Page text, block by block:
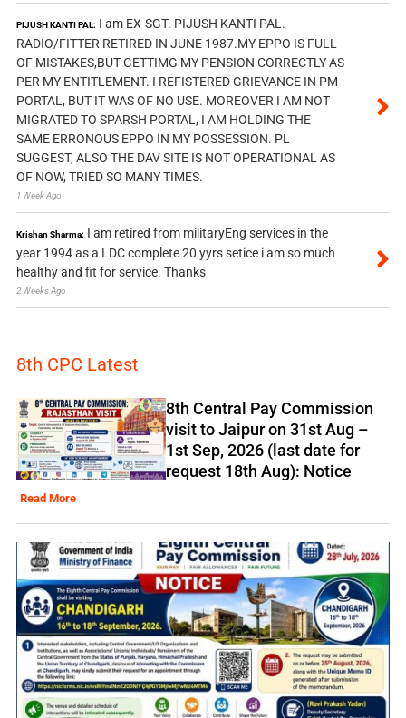
PIJUSH KANTI PAL: I am EX-SGT. PIJUSH KANTI PAL.
RADIO/FITTER RETIRED IN JUNE 1987.MY EPPO IS FULL
OF MISTAKES,BUT GETTIMG MY PENSION CORRECTLY AS
PER MY ENTITLEMENT. I REFISTERED GRIEVANCE IN PM
PORTAL, BUT IT WAS OF NO USE. MOREOVER I AM NOT
MIGRATED TO SPARSH PORTAL, I AM HOLDING THE
SAME ERRONOUS EPPO IN MY POSSESSION. PL
SUGGEST, ALSO THE DAV SITE IS NOT OPERATIONAL AS
OF NOW, TRIED SO MANY TIMES.
1 Week Ago
Krishan Sharma: I am retired from militaryEng services in the
year 1994 as a LDC complete 20 yyrs setice i am so much
healthy and fit for service. Thanks
2 Weeks Ago
8th CPC Latest
8th Central Pay Commission
visit to Jaipur on 31st Aug –
1st Sep, 2026 (last date for
request 18th Aug): Notice
Read More